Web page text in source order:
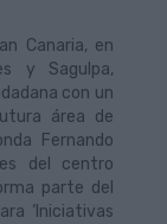
Canaria, en
y Sagulpa,
con un
área de
Fernando
del centro
parte del
‘Iniciativas